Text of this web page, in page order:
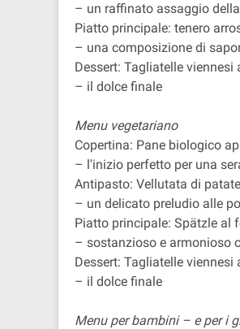
– un raffinato assaggio
Piatto principale: tenero
– una composizione di
Dessert: Tagliatelle
– il dolce finale
Menu vegetariano
Copertina: Pane biologico
– l'inizio perfetto per una
Antipasto: Vellutata di patate
– un delicato preludio alle
Piatto principale: Spätzle al
– sostanzioso e armonioso
Dessert: Tagliatelle
– il dolce finale
Menu per bambini – e per i